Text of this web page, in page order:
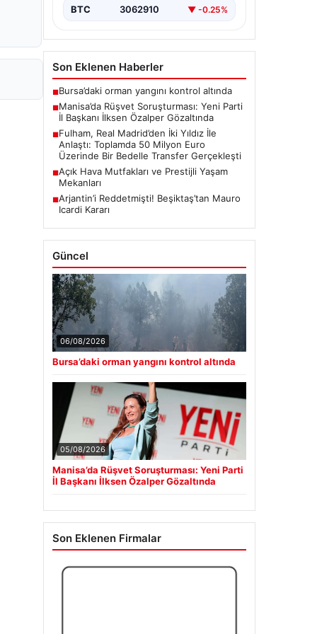
BTC 3062910 ▼ -0.25%
Son Eklenen Haberler
■Bursa’daki orman yangını kontrol altında
■Manisa’da Rüşvet Soruşturması: Yeni Parti
İl Başkanı İlksen Özalper Gözaltında
■Fulham, Real Madrid’den İki Yıldız İle
Anlaştı: Toplamda 50 Milyon Euro
Üzerinde Bir Bedelle Transfer Gerçekleşti
■Açık Hava Mutfakları ve Prestijli Yaşam
Mekanları
■Arjantin’i Reddetmişti! Beşiktaş’tan Mauro
Icardi Kararı
Güncel
06/08/2026
Bursa’daki orman yangını kontrol altında
05/08/2026
Manisa’da Rüşvet Soruşturması: Yeni Parti
İl Başkanı İlksen Özalper Gözaltında
Son Eklenen Firmalar